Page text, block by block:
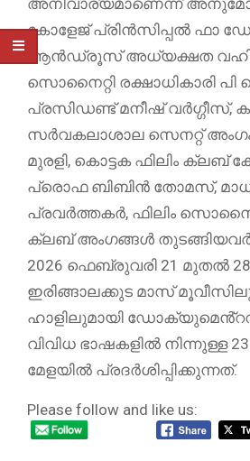
അനിവാര്യമാണെന്ന് അനുമോൾ
കോളേജ് പ്രിൻസിപ്പൽ ഫാ
ആൻഡ്രൂസ് അധ്യക്ഷത
സൊനൈറ്റി രക്ഷാധികാരി പി
പ്രസിഡണ്ട് മനീഷ് വർഗ്ഗീസ്,
സർവകലാശാല സെനറ്റ്
മുരളി, കൊട്ടക ഫിലിം ക്ലബ്
പ്രൊഫ ബിബിൻ തോമസ്,
പ്രവർത്തകർ, ഫിലിം
ക്ലബ് അംഗങ്ങൾ തുടങ്ങിയവർ
2026 ഫെബ്രുവരി 21 മുതൽ
ഇരിങ്ങാലക്കുട മാസ്
ഹാളിലുമായി
വിവിധ ഭാഷകളിൽ നിന്നുള്ള
മേളയിൽ പ്രദർശിപ്പിക്കുന്നത്.
Please follow and like us: